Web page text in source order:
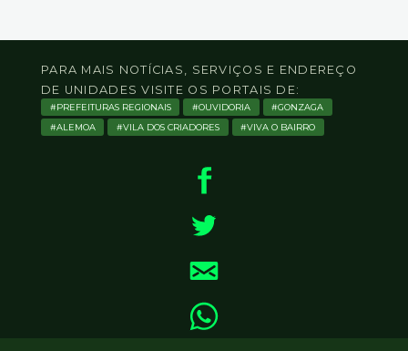
PARA MAIS NOTÍCIAS, SERVIÇOS E ENDEREÇO
DE UNIDADES VISITE OS PORTAIS DE:
PREFEITURAS REGIONAIS OUVIDORIA
GONZAGA
ALEMOA
VILA DOS CRIADORES VIVA O BAIRRO